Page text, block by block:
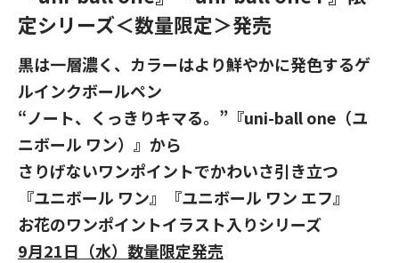
定シリーズ＜数量限定＞発売
黒は一層濃く、カラーはより鮮やかに発色するゲ
ルインクボールペン
“ノート、くっきりキマる。”『uni-ball one（ユ
ニボール ワン）』から
さりげないワンポイントでかわいさ引き立つ
『ユニボール ワン』『ユニボール ワン エフ』
お花のワンポイントイラスト入りシリーズ
9月21日（水）数量限定発売